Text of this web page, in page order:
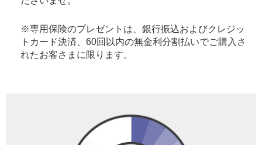
※専用保険のプレゼントは、銀行振込およびクレジッ
トカード決済、60回以内の無金利分割払いでご購入さ
れたお客さまに限ります。